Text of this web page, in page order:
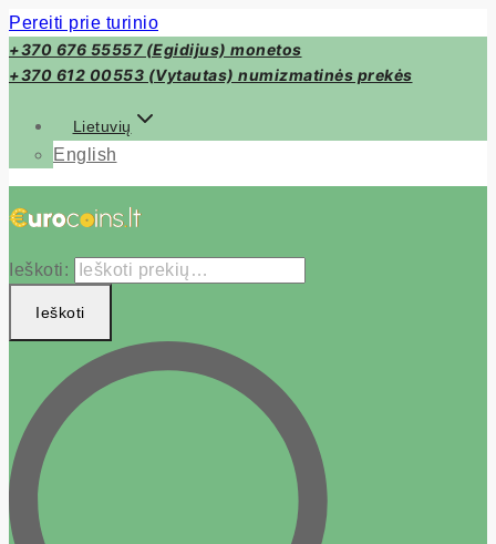
Pereiti prie turinio
+370 676 55557 (Egidijus) monetos
+370 612 00553 (Vytautas) numizmatinės prekės
Lietuvių
English
Ieškoti:
Ieškoti